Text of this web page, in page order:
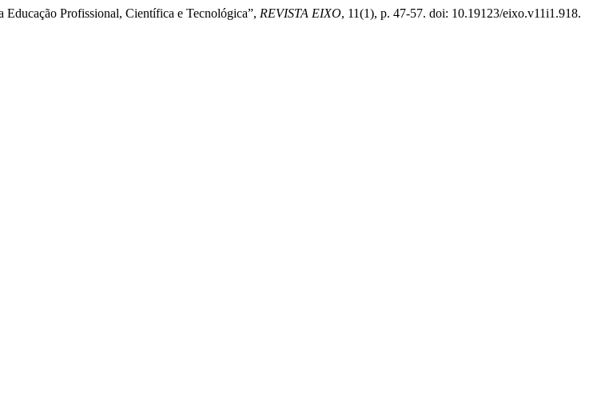
Profissional, Científica e Tecnológica”, REVISTA EIXO, 11(1), p. 47-57. doi: 10.19123/eixo.v11i1.918.